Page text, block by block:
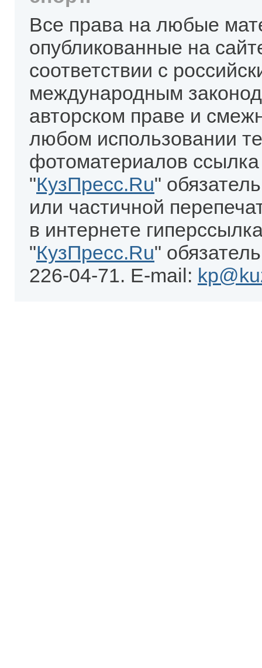
Все права на любые
опубликованные на
соответствии с
международным
авторском праве и
любом использовании
фотоматериалов
"КузПресс.Ru"
или частичной
в интернете
"КузПресс.Ru"
226-04-71. E-mail: